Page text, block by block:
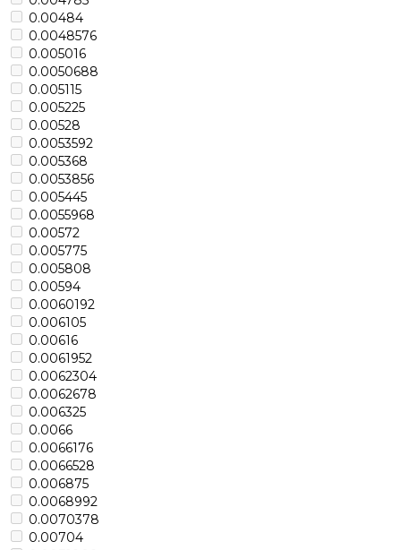
0.00484
0.0048576
0.005016
0.0050688
0.005115
0.005225
0.00528
0.0053592
0.005368
0.0053856
0.005445
0.0055968
0.00572
0.005775
0.005808
0.00594
0.0060192
0.006105
0.00616
0.0061952
0.0062304
0.0062678
0.006325
0.0066
0.0066176
0.0066528
0.006875
0.0068992
0.0070378
0.00704